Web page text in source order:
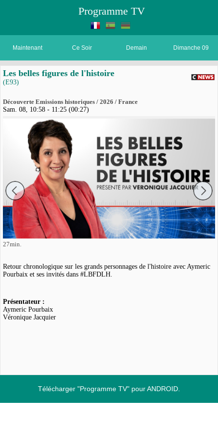
Programme TV
Maintenant Ce Soir Demain Dimanche 09
Les belles figures de l'histoire
(E93)
Découverte Emissions historiques / 2026 / France
Sam. 08, 10:58 - 11:25 (00:27)
27min.
Retour chronologique sur les grands personnages de l'histoire avec Aymeric
Pourbaix et ses invités dans #LBFDLH.
Présentateur :
Aymeric Pourbaix
Véronique Jacquier
Télécharger "Programme TV" pour ANDROID.